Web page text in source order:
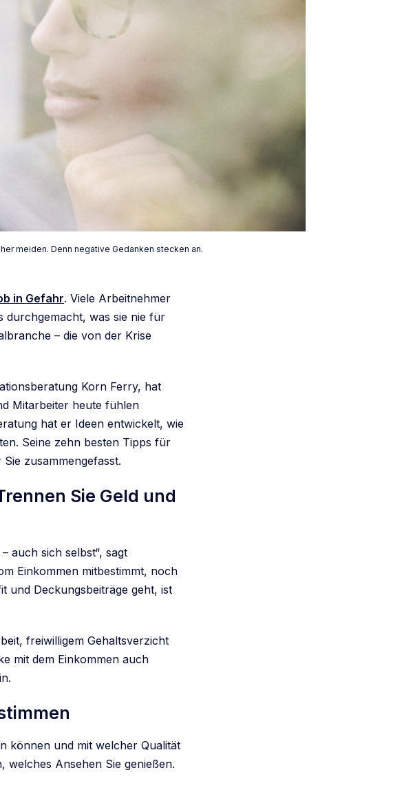
meiden. Denn negative Gedanken stecken an.
in Gefahr. Viele Arbeitnehmer
durchgemacht, was sie nie für
– die von der Krise
Korn Ferry, hat
Mitarbeiter heute fühlen
hat er Ideen entwickelt, wie
Seine zehn besten Tipps für
zusammengefasst.
Sie Geld und
auch sich selbst“, sagt
Einkommen mitbestimmt, noch
und Deckungsbeiträge geht, ist
freiwilligem Gehaltsverzicht
mit dem Einkommen auch
können und mit welcher Qualität
Ansehen Sie genießen.